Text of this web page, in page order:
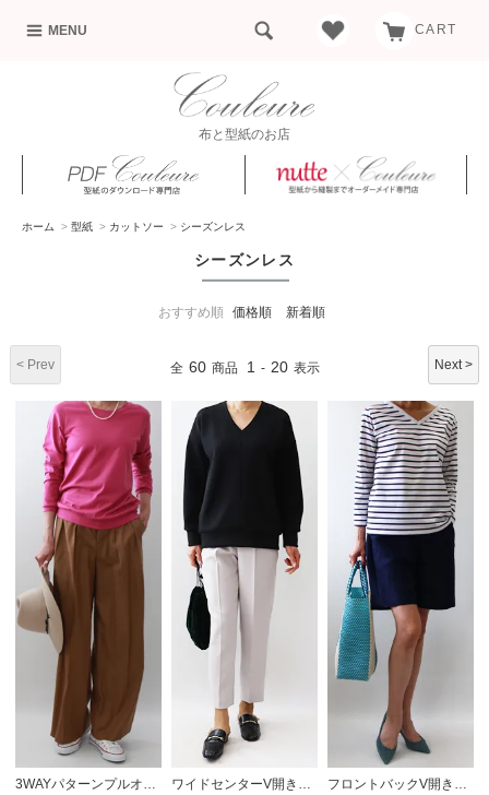
CART
MENU
布と型紙のお店
ホーム > 型紙 > カットソー > シーズンレス
シーズンレス
おすすめ順 価格順 新着順
< Prev Next >
全 60 商品 1 - 20 表示